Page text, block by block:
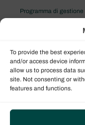
To provide the best
and/or access device
allow us to process data
site. Not consenting or
features and functions.
Programma di gestione